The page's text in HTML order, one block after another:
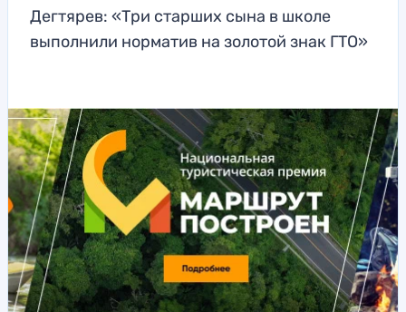
Дегтярев: «Три старших сына в школе
выполнили норматив на золотой знак ГТО»